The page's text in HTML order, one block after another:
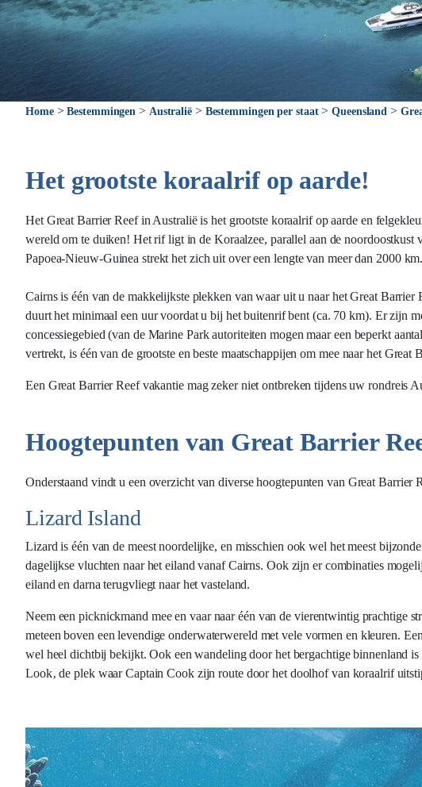
Home>Bestemmingen > Australië> Bestemmingen per staat>Queensland >
Het grootste koraalrif op aarde!
Het Great Barrier Reef in Australië is het grootste koraalrif op aarde en
wereld om te duiken! Het rif ligt in de Koraalzee, parallel aan de
Papoea-Nieuw-Guinea strekt het zich uit over een lengte van meer dan 2000
Cairns is één van de makkelijkste plekken van waar uit u naar het Great
duurt het minimaal een uur voordat u bij het buitenrif bent (ca. 70 km). Er zijn
concessiegebied (van de Marine Park autoriteiten mogen maar een beperkt
vertrekt, is één van de grootste en beste maatschappijen om mee naar het Great
Een Great Barrier Reef vakantie mag zeker niet ontbreken tijdens uw rondreis
Hoogtepunten van Great Barrier
Onderstaand vindt u een overzicht van diverse hoogtepunten van Great Barrier
Lizard Island
Lizard is één van de meest noordelijke, en misschien ook wel het meest
dagelijkse vluchten naar het eiland vanaf Cairns. Ook zijn er combinaties
eiland en darna terugvliegt naar het vasteland.
Neem een picknickmand mee en vaar naar één van de vierentwintig prachtige
meteen boven een levendige onderwaterwereld met vele vormen en kleuren.
wel heel dichtbij bekijkt. Ook een wandeling door het bergachtige binnenland
Look‚ de plek waar Captain Cook zijn route door het doolhof van koraalrif